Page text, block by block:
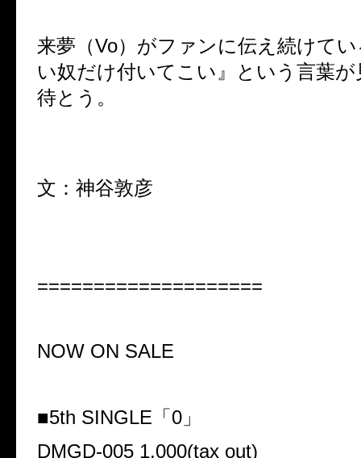
来夢（Vo）がファンに伝え続けて
い奴だけ付いてこい』という言葉
待とう。
文：神谷敦彦
====================
NOW ON SALE
■5th SINGLE 「 0 」
DMGD-005 1,000(tax out)